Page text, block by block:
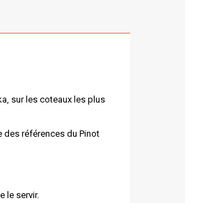
sur les coteaux les plus
des références du Pinot
le servir.